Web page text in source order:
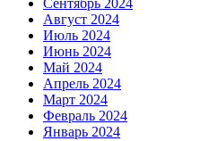
Сентябрь 2024
Август 2024
Июль 2024
Июнь 2024
Май 2024
Апрель 2024
Март 2024
Февраль 2024
Январь 2024